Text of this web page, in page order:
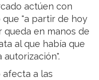
actúen con
"a partir de hoy
queda en manos de
al que había que
afecta a las